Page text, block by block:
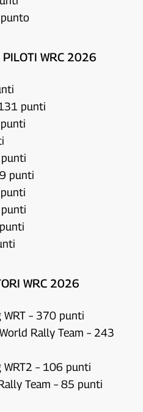
PILOTI WRC 2026
punti
punti
punti
WRC 2026
WRT – 370 punti
Rally Team – 243
WRT2 – 106 punti
Team – 85 punti